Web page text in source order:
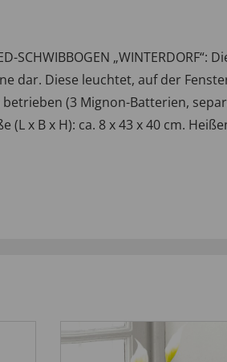
„WINTERDORF“:
dar. Diese leuchtet, auf der
(3 Mignon-Batterien,
x B x H): ca. 8 x 43 x 40 cm.